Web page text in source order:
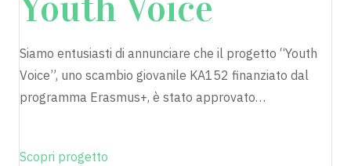
Siamo entusiasti di annunciare che il progetto “Youth
Voice”, uno scambio giovanile KA152 finanziato dal
programma Erasmus+, è stato approvato…
Scopri progetto